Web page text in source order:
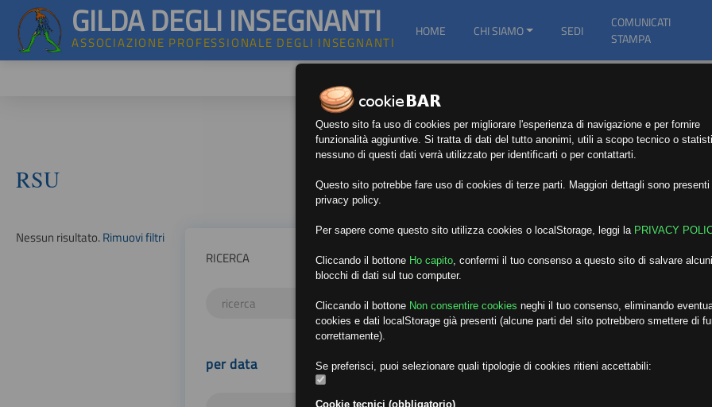
GILDA DEGLI INSEGNANTI
ASSOCIAZIONE PROFESSIONALE DEGLI INSEGNANTI
HOME CHI SIAMO SEDI
COMUNICATI
STAMPA
RSU
Nessun risultato.Rimuovi filtri
RICERCA
per data
Questo sito fa uso di cookies per migliorare l'esperienza di navigazione e per fornire
funzionalità aggiuntive. Si tratta di dati del tutto anonimi, utili a scopo tecnico o
nessuno di questi dati verrà utilizzato per identificarti o per contattarti.
Questo sito potrebbe fare uso di cookies di terze parti. Maggiori dettagli sono
privacy policy.
Per sapere come questo sito utilizza cookies o localStorage, leggi la PRIVACY
Cliccando il bottone Ho capito confermi il tuo consenso a questo sito di salvare
blocchi di dati sul tuo computer.
Cliccando il bottone Non consentire cookies neghi il tuo consenso, eliminando
cookies e dati localStorage già presenti (alcune parti del sito potrebbero smettere di
correttamente).
Se preferisci, puoi selezionare quali tipologie di cookies ritieni accettabili:
Cookie tecnici (obbligatorio)